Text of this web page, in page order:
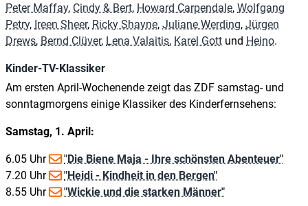
Peter Maffay, Cindy & Bert, Howard Carpendale, Wolfgang
Petry, Ireen Sheer, Ricky Shayne, Juliane Werding, Jürgen
Drews, Bernd Clüver, Lena Valaitis, Karel Gott und Heino.
Kinder-TV-Klassiker
Am ersten April-Wochenende zeigt das ZDF samstag- und
sonntagmorgens einige Klassiker des Kinderfernsehens:
Samstag, 1. April:
6.05 Uhr
"Die Biene Maja - Ihre schönsten Abenteuer"
7.20 Uhr
"Heidi - Kindheit in den Bergen"
8.55 Uhr
"Wickie und die starken Männer"